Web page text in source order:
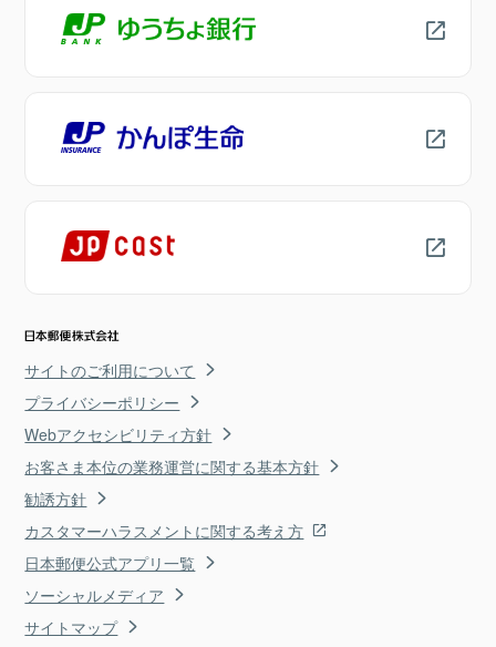
サイトのご利用について
プライバシーポリシー
Webアクセシビリティ方針
お客さま本位の業務運営に関する基本方針
勧誘方針
カスタマーハラスメントに関する考え方
日本郵便公式アプリ一覧
ソーシャルメディア
サイトマップ